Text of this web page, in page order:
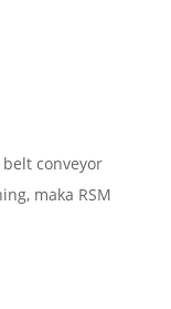
conveyor
maka RSM